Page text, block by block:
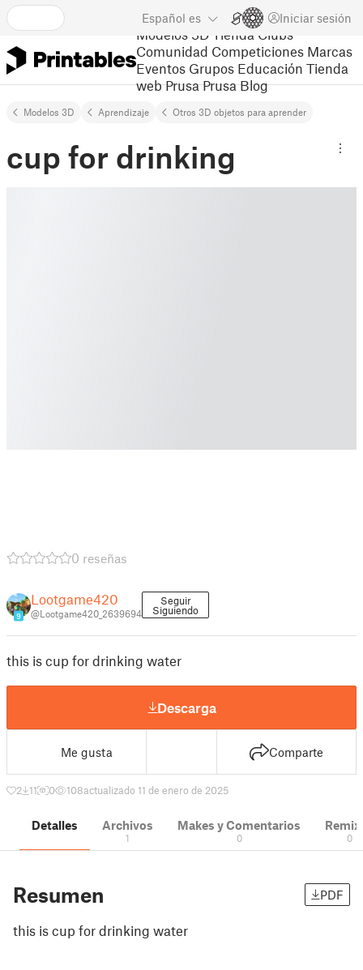
Español es Iniciar sesión
Modelos 3D Tienda Clubs
Comunidad Competiciones Marcas
Eventos Grupos Educación Tienda
web Prusa Prusa Blog
Modelos 3D Aprendizaje Otros 3D objetos para aprender
cup for drinking
0 reseñas
9
Lootgame420
@Lootgame420_2639694
Seguir
Siguiendo
this is cup for drinking water
Descarga
Me gusta Comparte
2 11 0 108actualizado 11 de enero de 2025
Detalles Archivos
1
Makes y Comentarios
0 0
Resumen PDF
this is cup for drinking water